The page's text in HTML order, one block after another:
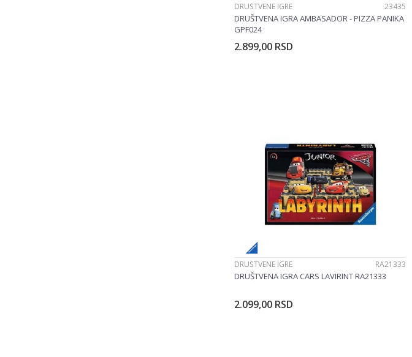
DRUŠTVENE IGRE 23435
DRUŠTVENA IGRA AMBASADOR - PIZZA PANIKA
GPF024
2.899,00 RSD
DRUŠTVENE IGRE RA21333
DRUŠTVENA IGRA CARS LAVIRINT RA21333
2.099,00 RSD